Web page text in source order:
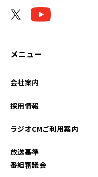
メニュー
会社案内
採用情報
ラジオCMご利用案内
放送基準
番組審議会